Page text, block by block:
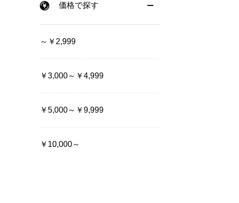
価格で探す
～￥2,999
￥3,000～￥4,999
￥5,000～￥9,999
￥10,000～